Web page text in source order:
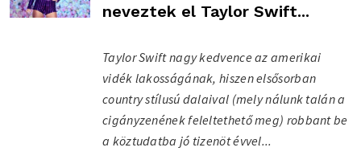
neveztek el Taylor Swift...
Taylor Swift nagy kedvence az amerikai
vidék lakosságának, hiszen elsősorban
country stílusú dalaival (mely nálunk talán a
cigányzenének feleltethető meg) robbant be
a köztudatba jó tizenöt évvel...